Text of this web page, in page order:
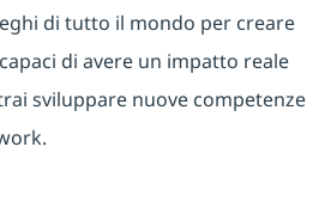
di tutto il mondo per creare
di avere un impatto reale
sviluppare nuove competenze